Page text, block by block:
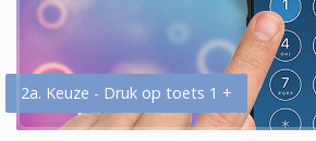
2a. Keuze - Druk op toets 1 +